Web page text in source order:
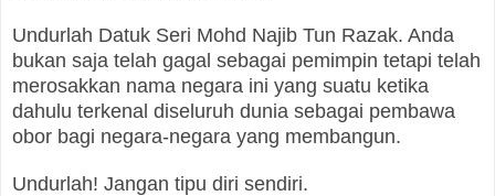
Undurlah Datuk Seri Mohd Najib Tun Razak. Anda
bukan saja telah gagal sebagai pemimpin tetapi telah
merosakkan nama negara ini yang suatu ketika
dahulu terkenal diseluruh dunia sebagai pembawa
obor bagi negara-negara yang membangun.
Undurlah! Jangan tipu diri sendiri.